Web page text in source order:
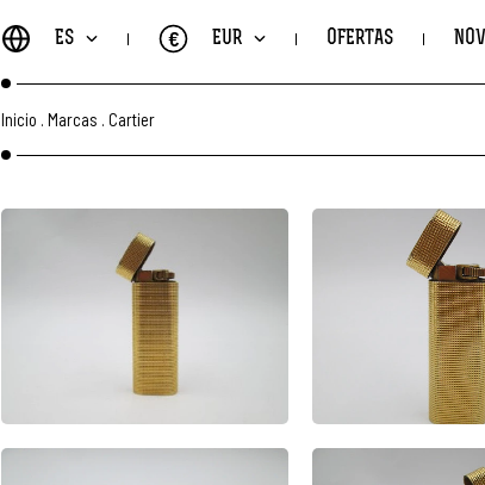
ES EUR
€ OFERTAS
Inicio Marcas Cartier